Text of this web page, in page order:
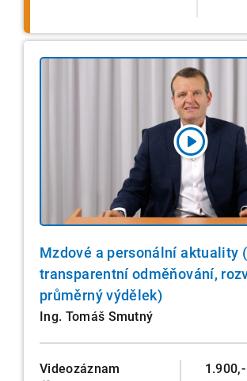
Mzdové a personální aktuality
transparentní odměňování,
průměrný výdělek)
Ing. Tomáš Smutný
Videozáznam